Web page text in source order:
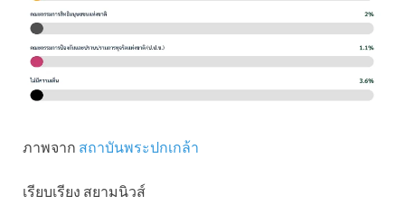
ภาพจาก สถาบันพระปกเกล้า
เรียบเรียง สยามนิวส์